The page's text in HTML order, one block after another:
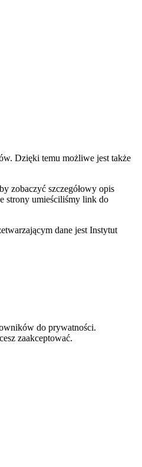
Dzięki temu możliwe jest także
zobaczyć szczegółowy opis
strony umieściliśmy link do
dane jest Instytut
do prywatności.
zaakceptować.